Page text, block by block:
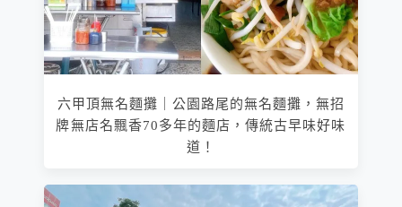
六甲頂無名麵攤｜公園路尾的無名麵攤，無招
牌無店名飄香70多年的麵店，傳統古早味好味
道！